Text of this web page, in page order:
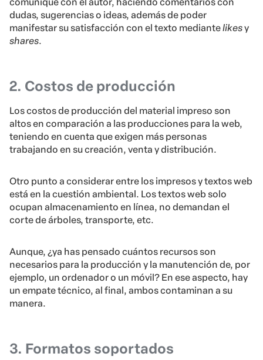
dudas, sugerencias o ideas, además de poder
manifestar su satisfacción con el texto mediantelikesy
shares.
2. Costos de producción
Los costos de producción del material impreso son
altos en comparación a las producciones para la web,
teniendo en cuenta que exigen más personas
trabajando en su creación, venta y distribución.
Otro punto a considerar entre los impresos y textos web
está en la cuestión ambiental. Los textos web solo
ocupan almacenamiento en línea, no demandan el
corte de árboles, transporte, etc.
Aunque, ¿ya has pensado cuántos recursos son
necesarios para la producción y la manutención de, por
ejemplo, un ordenador o un móvil? En ese aspecto, hay
un empate técnico, al final, ambos contaminan a su
manera.
3. Formatos soportados